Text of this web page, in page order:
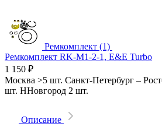
Ремкомплект (1)
Ремкомплект RK-M1-2-1, E&E Turbo
1 150 ₽
Москва >5 шт. Санкт-Петербург –
шт. ННовгород 2 шт.
Описание